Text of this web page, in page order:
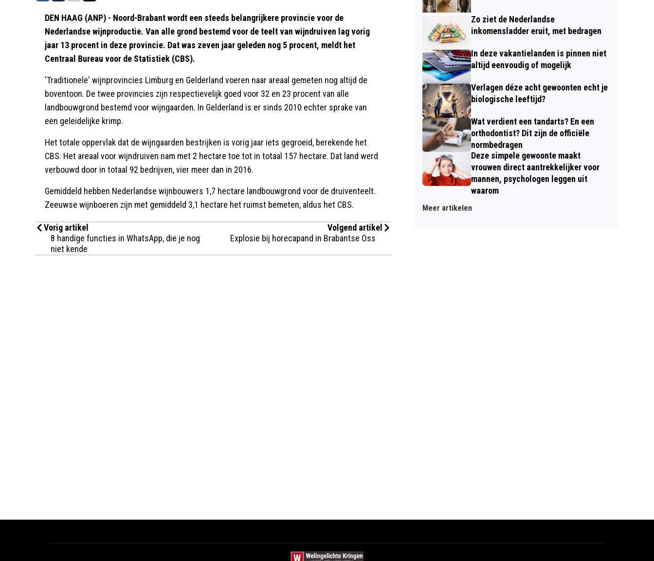
DEN HAAG (ANP) - Noord-Brabant wordt een steeds belangrijkere provincie voor de
Nederlandse wijnproductie. Van alle grond bestemd voor de teelt van wijndruiven lag vorig
jaar 13 procent in deze provincie. Dat was zeven jaar geleden nog 5 procent, meldt het
Centraal Bureau voor de Statistiek (CBS).
'Traditionele' wijnprovincies Limburg en Gelderland voeren naar areaal gemeten nog altijd de
boventoon. De twee provincies zijn respectievelijk goed voor 32 en 23 procent van alle
landbouwgrond bestemd voor wijngaarden. In Gelderland is er sinds 2010 echter sprake van
een geleidelijke krimp.
Het totale oppervlak dat de wijngaarden bestrijken is vorig jaar iets gegroeid, berekende het
CBS. Het areaal voor wijndruiven nam met 2 hectare toe tot in totaal 157 hectare. Dat land werd
verbouwd door in totaal 92 bedrijven, vier meer dan in 2016.
Gemiddeld hebben Nederlandse wijnbouwers 1,7 hectare landbouwgrond voor de druiventeelt.
Zeeuwse wijnboeren zijn met gemiddeld 3,1 hectare het ruimst bemeten, aldus het CBS.
Vorig artikel
8 handige functies in WhatsApp, die je nog
niet kende
Volgend artikel
Explosie bij horecapand in Brabantse Oss
Zo ziet de Nederlandse
inkomensladder eruit, met bedragen
In deze vakantielanden is pinnen niet
altijd eenvoudig of mogelijk
Verlagen déze acht gewoonten echt je
biologische leeftijd?
Wat verdient een tandarts? En een
orthodontist? Dit zijn de officiële
normbedragen
Deze simpele gewoonte maakt
vrouwen direct aantrekkelijker voor
mannen, psychologen leggen uit
waarom
Meer artikelen